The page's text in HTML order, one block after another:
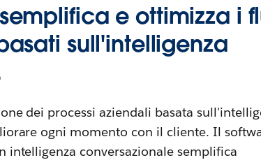
e ottimizza i
sull'intelligenza
dei processi aziendali basata
ogni momento con il cliente. Il
intelligenza conversazionale semplifica